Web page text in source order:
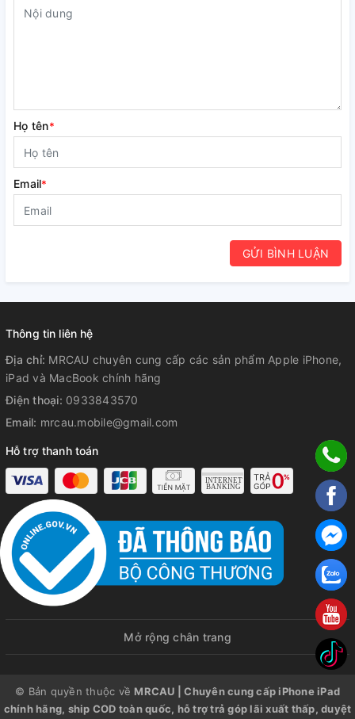
Họ tên*
Email*
GỬI BÌNH LUẬN
Thông tin liên hệ
Địa chỉ: MRCAU chuyên cung cấp các sản phẩm Apple iPhone,
iPad và MacBook chính hãng
Điện thoại: 0933843570
Email: mrcau.mobile@gmail.com
Hỗ trợ thanh toán
Mở rộng chân trang
© Bản quyền thuộc về MRCAU | Chuyên cung cấp iPhone iPad
chính hãng, ship COD toàn quốc, hỗ trợ trả góp lãi xuất thấp, duyệt